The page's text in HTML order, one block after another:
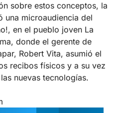
sobre estos conceptos, la
una microaudiencia del
en el pueblo joven La
donde el gerente de
Robert Vita, asumió el
recibos físicos y a su vez
nuevas tecnologías.